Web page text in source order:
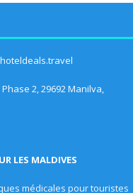
2, 29692 Manilva,
LES MALDIVES
médicales pour touristes